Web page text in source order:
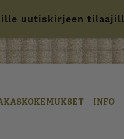
uutiskirjeen
INFO